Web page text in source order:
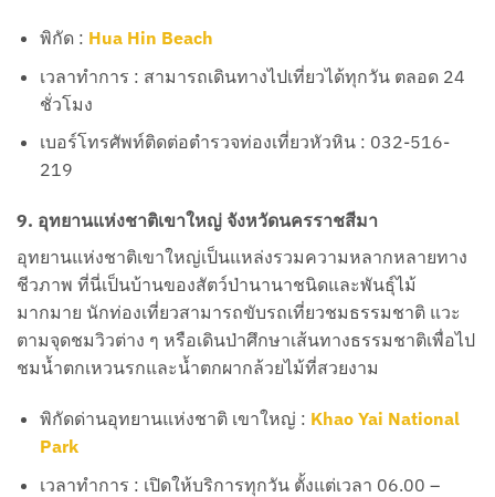
พิกัด : Hua Hin Beach
เวลาทำการ : สามารถเดินทางไปเที่ยวได้ทุกวัน ตลอด 24
ชั่วโมง
เบอร์โทรศัพท์ติดต่อตำรวจท่องเที่ยวหัวหิน : 032-516-
219
9. อุทยานแห่งชาติเขาใหญ่ จังหวัดนครราชสีมา
อุทยานแห่งชาติเขาใหญ่เป็นแหล่งรวมความหลากหลายทาง
ชีวภาพ ที่นี่เป็นบ้านของสัตว์ป่านานาชนิดและพันธุ์ไม้
มากมาย นักท่องเที่ยวสามารถขับรถเที่ยวชมธรรมชาติ แวะ
ตามจุดชมวิวต่าง ๆ หรือเดินป่าศึกษาเส้นทางธรรมชาติเพื่อไป
ชมน้ำตกเหวนรกและน้ำตกผากล้วยไม้ที่สวยงาม
พิกัดด่านอุทยานแห่งชาติ เขาใหญ่ : Khao Yai National
Park
เวลาทำการ : เปิดให้บริการทุกวัน ตั้งแต่เวลา 06.00 –